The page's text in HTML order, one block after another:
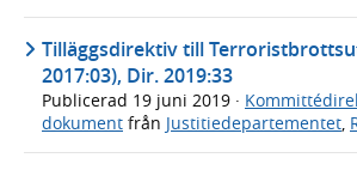
Tilläggsdirektiv till
2017:03), Dir. 2019:33
Publicerad 19 juni 2019 ·
dokument från Justitiedepartementet,